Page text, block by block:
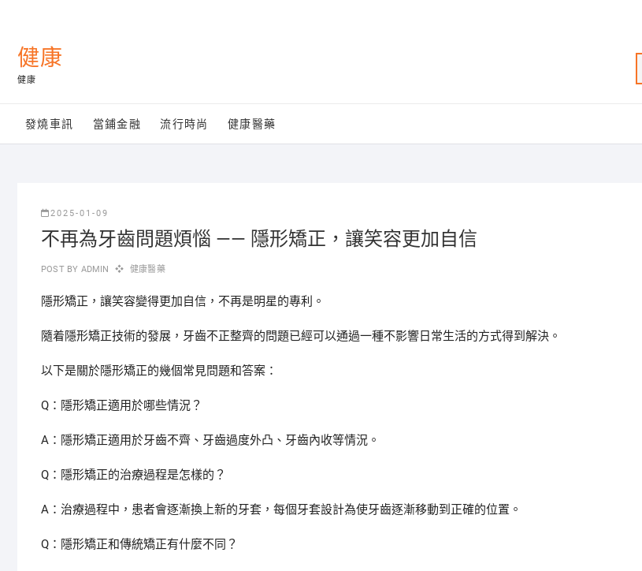
content健康
健康
發燒車訊 當鋪金融 流行時尚 健康醫藥
2025-01-09
不再為牙齒問題煩惱 —— 隱形矯正，讓笑容更加自信
POST BY ADMIN 健康醫藥
隱形矯正，讓笑容變得更加自信，不再是明星的專利。
隨着隱形矯正技術的發展，牙齒不正整齊的問題已經可以通過一種不影響日常生活的方式得到解決。
以下是關於隱形矯正的幾個常見問題和答案：
Q：隱形矯正適用於哪些情況？
A：隱形矯正適用於牙齒不齊、牙齒過度外凸、牙齒內收等情況。
Q：隱形矯正的治療過程是怎樣的？
A：治療過程中，患者會逐漸換上新的牙套，每個牙套設計為使牙齒逐漸移動到正確的位置。
Q：隱形矯正和傳統矯正有什麼不同？